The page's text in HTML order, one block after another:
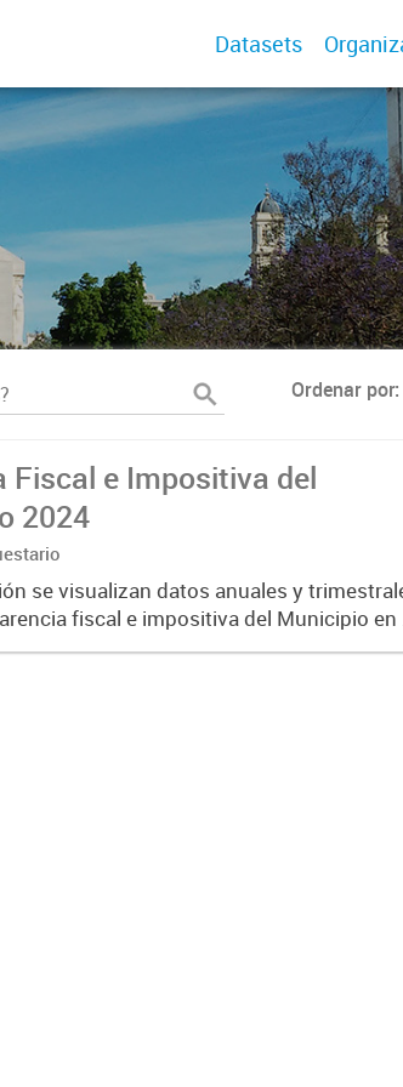
Datasets
Ordenar por
Fiscal e Impositiva del
2024
se visualizan datos anuales y
fiscal e impositiva del Municipio en